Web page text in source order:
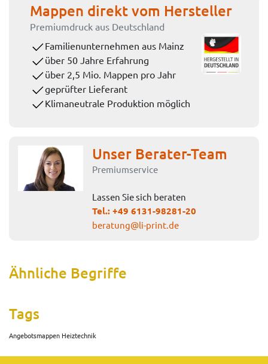
Mappen direkt vom Hersteller
Premiumdruck aus Deutschland
Familienunternehmen aus Mainz
über 50 Jahre Erfahrung
über 2,5 Mio. Mappen pro Jahr
geprüfter Lieferant
Klimaneutrale Produktion möglich
Unser Berater-Team
Premiumservice
Lassen Sie sich beraten
Tel.:+49 6131-98281-20
beratung@li-print.de
Ähnliche Begriffe
Tags
Angebotsmappen Heiztechnik